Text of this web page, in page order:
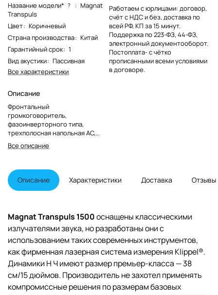
Название модели* ? : Magnat
Transpuls
Цвет: Коричневый
Страна производства: Китай
Гарантийный срок: 1
Вид акустики: Пассивная
Все характеристики
Описание
Фронтальный
громкоговоритель,
фазоинверторного типа,
трехполосная напольная АС,
мощность 30 - 500 Вт,
чувствительность 95 дБ,
частот 16-35000 Гц, материал
корпуса MDF, цвет коричневый.
Все описание
Работаем с юрлицами: договор,
счёт с НДС и без, доставка по
всей РФ, КП за 15 минут.
Поддержка по 223-ФЗ, 44-ФЗ,
электронный документооборот.
Постоплата- с чётко
прописанными всеми условиями
в договоре.
Описание Характеристики Доставка Отзывы
Magnat Transpuls 1500оснащены классическими
излучателями звука, но разработаны они с
использованием таких современных инструментов,
как фирменная лазерная система измерения Klippel®.
Динамики Н Ч имеют размер премьер-класса — 38
см/15 дюймов. Производитель не захотел применять
компромиссные решения по размерам базовых